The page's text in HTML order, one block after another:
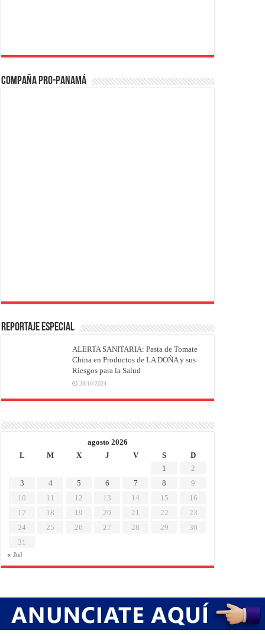
Compaña PRO-Panamá
REPORTAJE ESPECIAL
ALERTA SANITARIA: Pasta de Tomate
China en Productos de LA DOÑA y sus
Riesgos para la Salud
28/10/2024
agosto 2026
L
M X J V S
D
1
2
3
4 5 6 7 8
9
10
11 12 13 14 15
16
17
18 19 20 21 22
23
24
25 26 27 28 29
30
31
« Jul